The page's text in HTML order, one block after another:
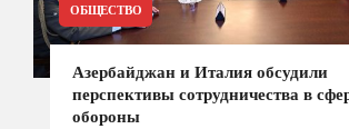
ОБЩЕСТВО
Азербайджан и Италия обсудили
перспективы сотрудничества в
обороны